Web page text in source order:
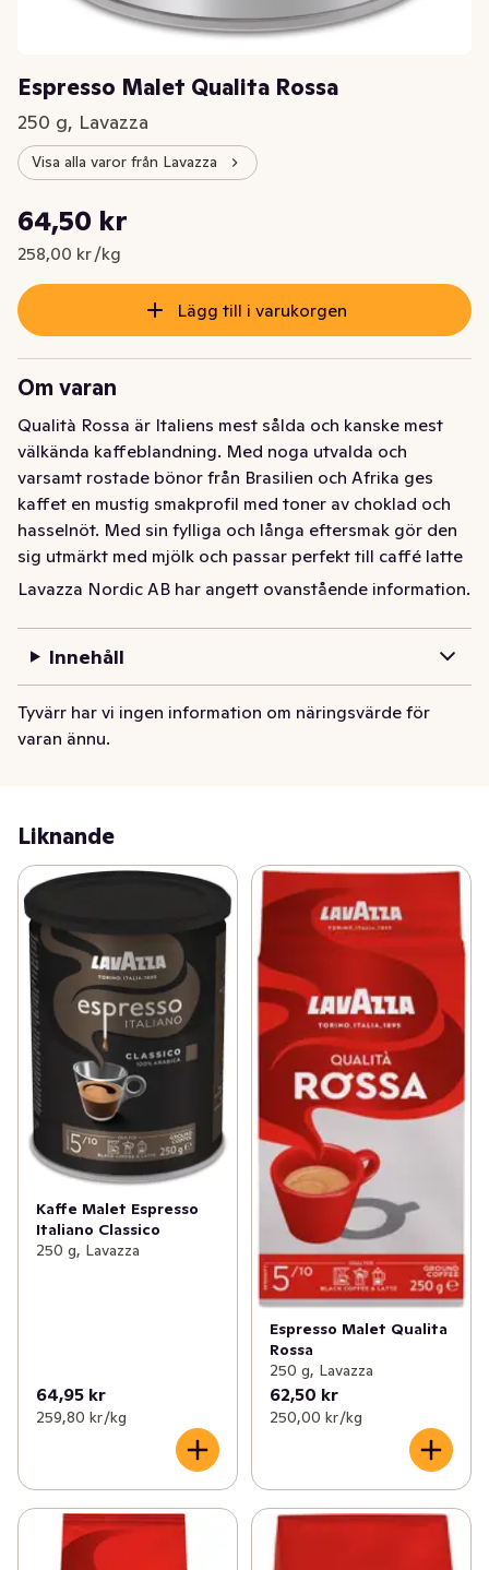
Espresso Malet Qualita Rossa
250 g, Lavazza
Visa alla varor från Lavazza
Nuvarande pris är: 64,50 kr
64,50 kr
258,00 kr /kg
Styckpris: 258,00 kr /kg
Lägg till i varukorgen
Om varan
Qualità Rossa är Italiens mest sålda och kanske mest
välkända kaffeblandning. Med noga utvalda och
varsamt rostade bönor från Brasilien och Afrika ges
kaffet en mustig smakprofil med toner av choklad och
hasselnöt. Med sin fylliga och långa eftersmak gör den
sig utmärkt med mjölk och passar perfekt till caffé latte
eller capuccino. Qualita Rossa lämnar en sammetslen
din espressomaskin eller mokabryggare.
Lavazza Qualità Rossa är ett ikoniskt finmalet kaffe i
passar utmärkt till en espresso. Den noggrant
balanserade andelen Robustabönor från Afrika och
Sydamerikanska Arabicabönorna ger kaffet sin sötma
sammetslen balans. Denna produkt är finmald för att
passa din filterbryggare, mokabryggare eller
franskpress. Mellanrost och intensitet 5/10.
Lavazza Nordic AB har angett ovanstående information.
Innehåll
Tyvärr har vi ingen information om näringsvärde för
varan ännu.
Liknande
Kaffe Malet Espresso
Italiano Classico
250 g, Lavazza
64,95 kr
259,80 kr /kg
Espresso Malet Qualita
Rossa
250 g, Lavazza
62,50 kr
250,00 kr /kg